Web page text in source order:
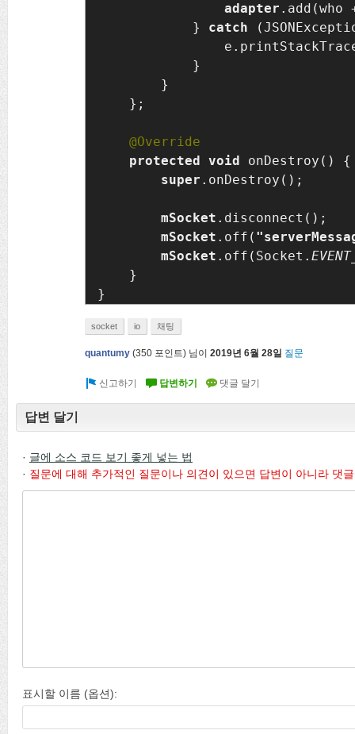
adapter .add(who
            }
catch
            }
        }
    };
protected void onDestroy() {
super .onDestroy();
mSocket .disconnect();
mSocket .off(
mSocket .off(Socket.
    }
socket io 채팅
quantumy (350 포인트) 님이 2019년 6월 28일 질문
답변 달기
· 글에 소스 코드 보기 좋게 넣는 법
· 질문에 대해 추가적인 질문이나 의견이 있으면 답변이 아니라 댓
표시할 이름 (옵션):